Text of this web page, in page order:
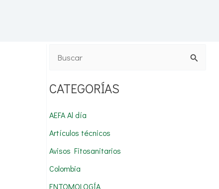
s
r
p
o
r
CATEGORÍAS
AEFA Al día
Artículos técnicos
Avisos Fitosanitarios
Colombia
ENTOMOLOGÍA